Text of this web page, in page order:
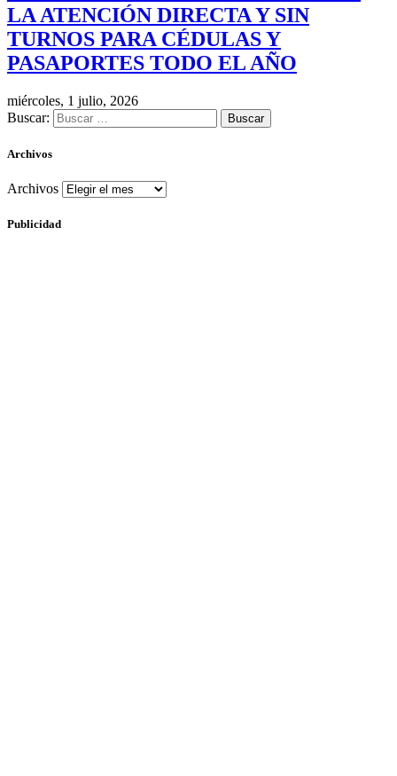
LA ATENCIÓN DIRECTA Y SIN
TURNOS PARA CÉDULAS Y
PASAPORTES TODO EL AÑO
miércoles, 1 julio, 2026
Buscar:
Archivos
Archivos
Publicidad